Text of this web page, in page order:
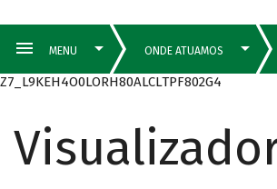
Z7_L9KEH4O0LORH80ALCLTPF802G4